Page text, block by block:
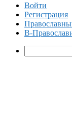
Войти
Регистрация
В-